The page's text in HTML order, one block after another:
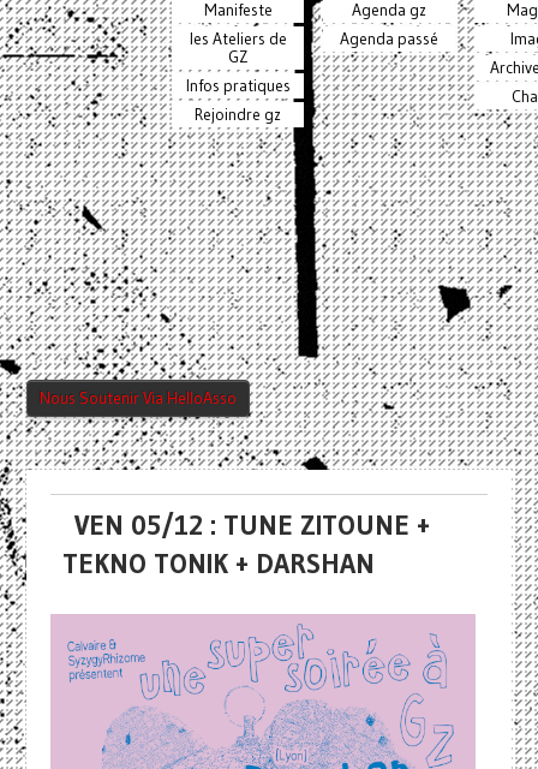
Manifeste
les Ateliers de
GZ
Infos pratiques
Rejoindre gz
Agenda gz
Agenda passé
Nous Soutenir Via HelloAsso
VEN 05/12 : TUNE ZITOUNE +
TEKNO TONIK + DARSHAN